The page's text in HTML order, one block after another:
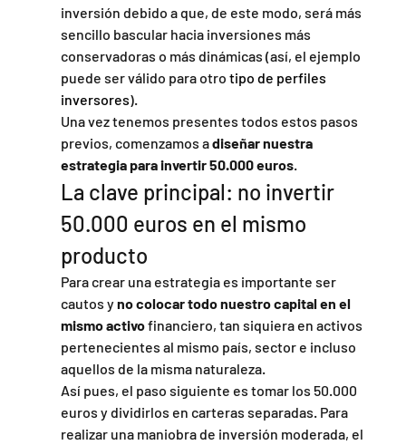
inversión debido a que, de este modo, será más
sencillo bascular hacia inversiones más
conservadoras o más dinámicas (así, el ejemplo
puede ser válido para otro tipo de perfiles
inversores).
Una vez tenemos presentes todos estos pasos
previos, comenzamos a diseñar nuestra
estrategia para invertir 50.000 euros.
La clave principal: no invertir
50.000 euros en el mismo
producto
Para crear una estrategia es importante ser
cautos y no colocar todo nuestro capital en el
mismo activo financiero, tan siquiera en activos
pertenecientes al mismo país, sector e incluso
aquellos de la misma naturaleza.
Así pues, el paso siguiente es tomar los 50.000
euros y dividirlos en carteras separadas. Para
realizar una maniobra de inversión moderada, el